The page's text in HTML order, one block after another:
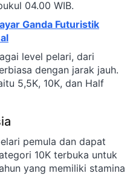
04.00 WIB.
Ganda Futuristik
level pelari, dari
dengan jarak jauh.
5,5K, 10K, dan Half
pemula dan dapat
10K terbuka untuk
yang memiliki stamina